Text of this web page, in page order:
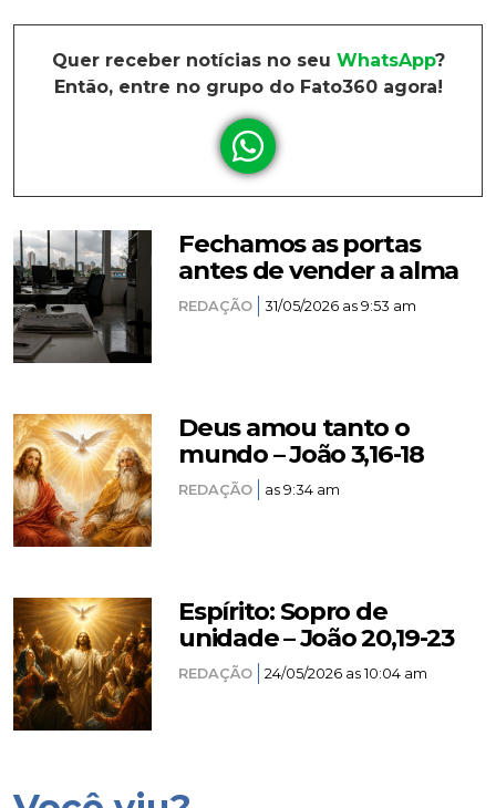
Quer receber notícias no seu WhatsApp?
Então, entre no grupo do Fato360 agora!
Fechamos as portas
antes de vender a alma
REDAÇÃO 31/05/2026 as 9:53 am
Deus amou tanto o
mundo – João 3,16-18
REDAÇÃO as 9:34 am
Espírito: Sopro de
unidade – João 20,19-23
REDAÇÃO 24/05/2026 as 10:04 am